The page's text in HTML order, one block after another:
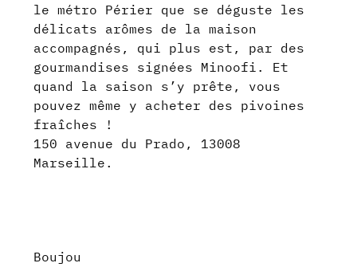
le métro Périer que se déguste les
délicats arômes de la maison
accompagnés, qui plus est, par des
gourmandises signées Minoofi. Et
quand la saison s’y prête, vous
pouvez même y acheter des pivoines
fraîches !
150 avenue du Prado, 13008
Marseille.
Boujou